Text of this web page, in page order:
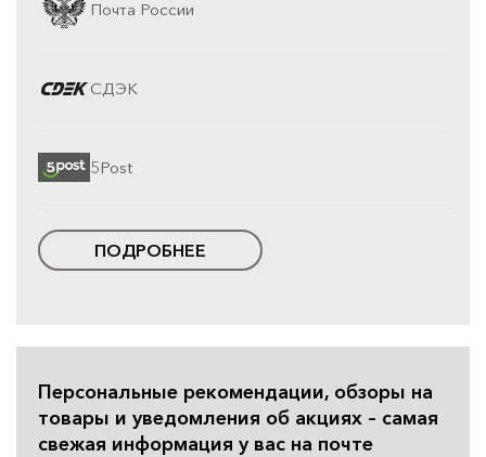
Почта России
СДЭК
5Post
ПОДРОБНЕЕ
Персональные рекомендации, обзоры на
товары и уведомления об акциях – самая
свежая информация у вас на почте